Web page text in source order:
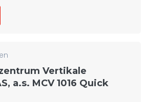
Vertikale
a.s. MCV 1016 Quick